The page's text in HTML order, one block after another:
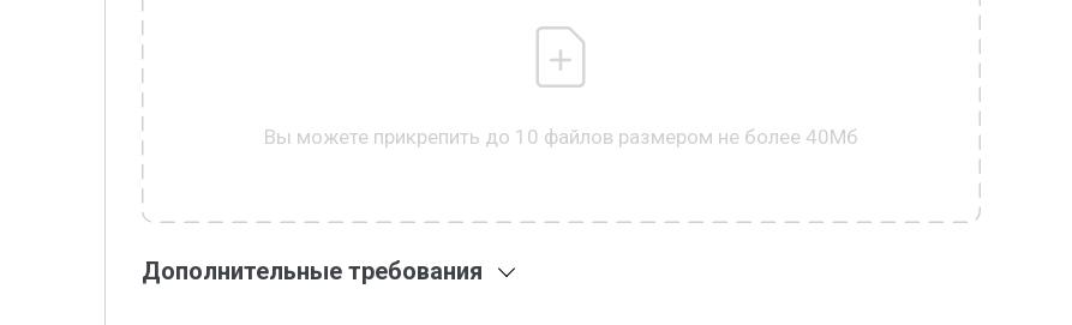
Вы можете прикрепить до 10 файлов размером не более 40Мб
Дополнительные требования